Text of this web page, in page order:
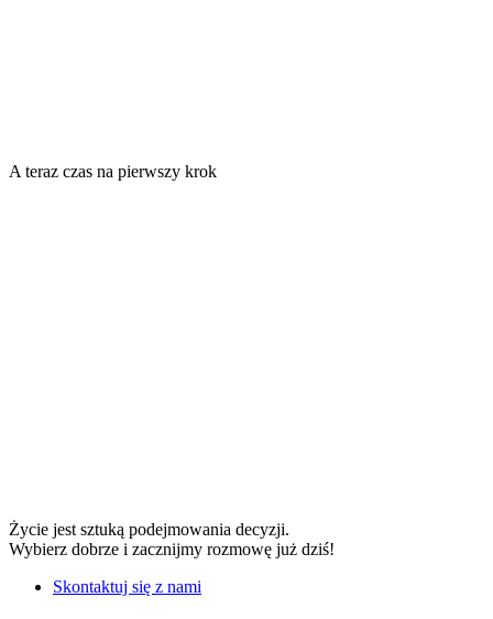
A teraz czas na pierwszy krok
Życie jest sztuką podejmowania decyzji.
Wybierz dobrze i zacznijmy rozmowę już dziś!
Skontaktuj się z nami